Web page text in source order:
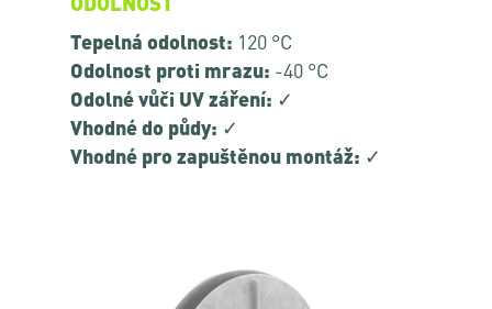
ODOLNOST
Tepelná odolnost: 120 °C
Odolnost proti mrazu: -40 °C
Odolné vůči UV záření: ✓
Vhodné do půdy: ✓
Vhodné pro zapuštěnou montáž: ✓